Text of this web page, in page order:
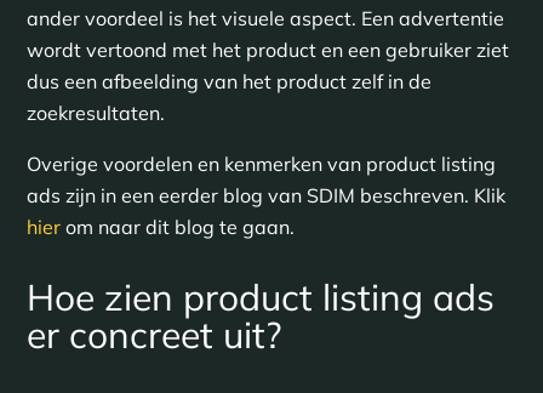
ander voordeel is het visuele aspect. Een advertentie
wordt vertoond met het product en een gebruiker ziet
dus een afbeelding van het product zelf in de
zoekresultaten.
Overige voordelen en kenmerken van product listing
ads zijn in een eerder blog van SDIM beschreven. Klik
hierom naar dit blog te gaan.
Hoe zien product listing ads
er concreet uit?